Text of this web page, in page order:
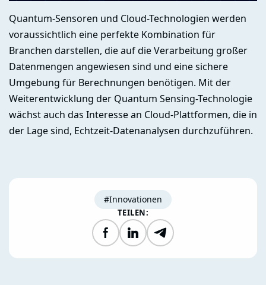
Quantum-Sensoren und Cloud-Technologien werden
voraussichtlich eine perfekte Kombination für
Branchen darstellen, die auf die Verarbeitung großer
Datenmengen angewiesen sind und eine sichere
Umgebung für Berechnungen benötigen. Mit der
Weiterentwicklung der Quantum Sensing-Technologie
wächst auch das Interesse an Cloud-Plattformen, die in
der Lage sind, Echtzeit-Datenanalysen durchzuführen.
#Innovationen
TEILEN:
FacebookLinkedInTelegram